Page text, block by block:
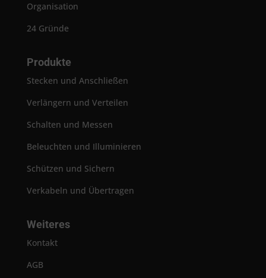
Organisation
24 Gründe
Produkte
Stecken und Anschließen
Verlängern und Verteilen
Schalten und Messen
Beleuchten und Illuminieren
Schützen und Sichern
Verkabeln und Übertragen
Weiteres
Kontakt
AGB